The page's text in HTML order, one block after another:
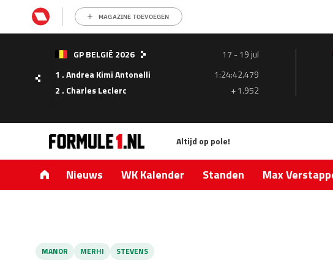
MAGAZINE TOEVOEGEN
GP BELGIË 2026
17 - 19 jul
1 . Andrea Kimi Antonelli
1:24:42.479
2 . Charles Leclerc
+ 1.952
Altijd op pole!
Nieuws WK Kalender Standen Max
MANOR MERHI STEVENS